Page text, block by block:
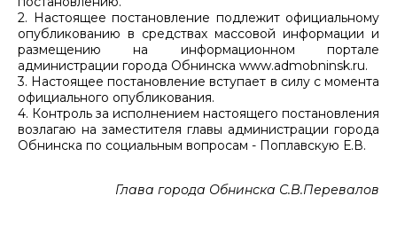
2. Настоящее постановление подлежит официальному
опубликованию в средствах массовой информации и
размещению на информационном портале
администрации города Обнинска www.admobninsk.ru.
3. Настоящее постановление вступает в силу с момента
официального опубликования.
4. Контроль за исполнением настоящего постановления
возлагаю на заместителя главы администрации города
Обнинска по социальным вопросам - Поплавскую Е.В.
Глава города Обнинска С.В.Перевалов